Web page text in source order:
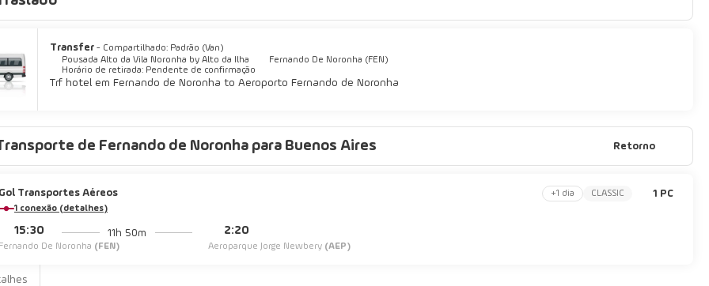
aberta em horário limitado.
Transfer - Compartilhado: Padrão (Van)
Pousada Alto da Vila Noronha by Alto da Ilha
Fernando De Noronha (FEN)
Horário de retirada: Pendente de confirmação
Trf hotel em Fernando de Noronha to Aeroporto Fernando de Noronha
de Fernando de Noronha para Buenos Aires Retorno
Gol Transportes Aéreos
1 conexão (detalhes)
15:30
Fernando De Noronha (FEN)
11h 50m 2:20
Aeroparque Jorge Newbery (AEP)
+1 dia CLASSIC 1 PC